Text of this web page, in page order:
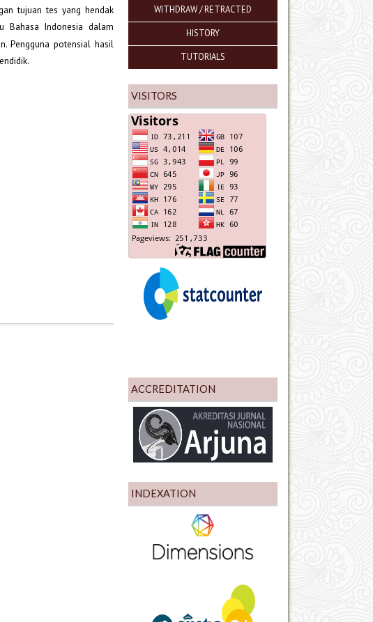
WITHDRAW / RETRACTED
HISTORY
TUTORIALS
VISITORS
ACCREDITATION
INDEXATION
tujuan tes yang hendak
Bahasa Indonesia dalam
Pengguna potensial hasil